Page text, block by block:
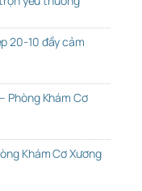
20-10 đầy cảm
Phòng Khám Cơ
Khám Cơ Xương